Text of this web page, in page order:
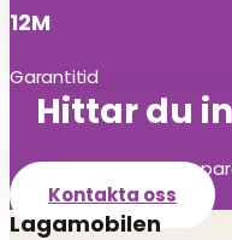
12M
Garantitid
Hittar du
Vi utför alla olika
Kontakta oss
Lagamobilen